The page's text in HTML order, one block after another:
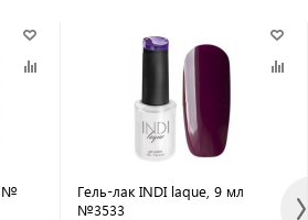
№
Гель-лак INDI laque, 9 мл
№3533